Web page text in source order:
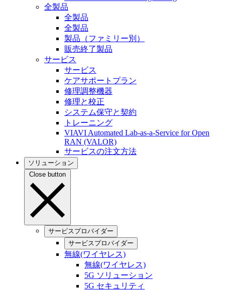
全製品
全製品
全製品
製品（ファミリー別）
販売終了製品
サービス
サービス
ケアサポートプラン
修理調整機器
修理と校正
システム保守と契約
トレーニング
VIAVI Automated Lab-as-a-Service for Open
RAN (VALOR)
サービスの注文方法
ソリューション
Close button
サービスプロバイダー
サービスプロバイダー
無線(ワイヤレス)
無線(ワイヤレス)
5G ソリューション
5G セキュリティ